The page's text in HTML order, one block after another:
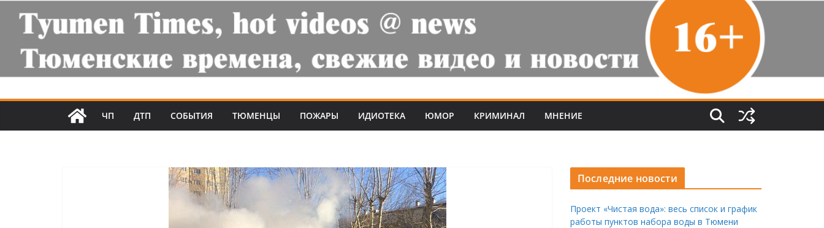
ЧП ДТП СОБЫТИЯ ТЮМЕНЦЫ ПОЖАРЫ ИДИОТЕКА ЮМОР КРИМИНАЛ МНЕНИЕ
Последние новости
Проект «Чистая вода»: весь список и график
работы пунктов набора воды в Тюмени